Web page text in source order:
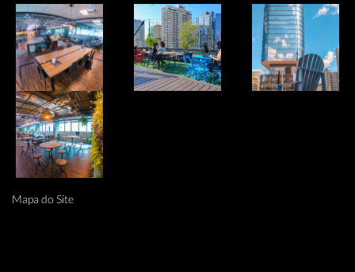
Mapa do Site